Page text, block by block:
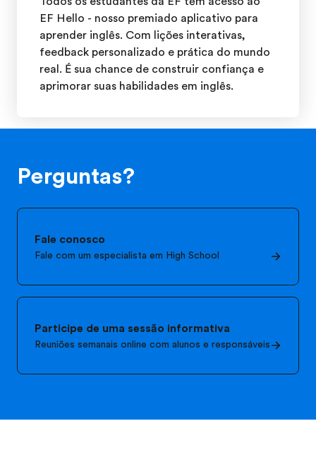
EF Hello - nosso premiado aplicativo para
aprender inglês. Com lições interativas,
feedback personalizado e prática do mundo
real. É sua chance de construir confiança e
aprimorar suas habilidades em inglês.
Perguntas?
Fale conosco
Fale com um especialista em High School
Participe de uma sessão informativa
Reuniões semanais online com alunos e responsáveis